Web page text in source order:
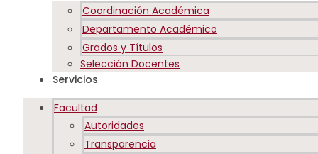
Coordinación Académica
Departamento Académico
Grados y Títulos
Selección Docentes
Servicios
Facultad
Autoridades
Transparencia